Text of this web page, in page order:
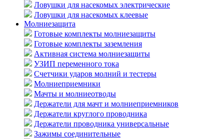
Ловушки для насекомых электрические
Ловушки для насекомых клеевые
Молниезащита
Готовые комплекты молниезащиты
Готовые комплекты заземления
Активная система молниезащиты
УЗИП переменного тока
Счетчики ударов молний и тестеры
Молниеприемники
Мачты и молниеотводы
Держатели для мачт и молниеприемников
Держатели круглого проводника
Держатели проводника универсальные
Зажимы соединительные